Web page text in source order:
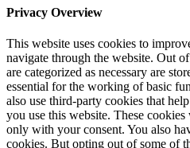
Privacy Overview
This website uses cookies to
navigate through the website. Out
are categorized as necessary are
essential for the working of basic
also use third-party cookies that
you use this website. These
only with your consent. You also
cookies. But opting out of some of